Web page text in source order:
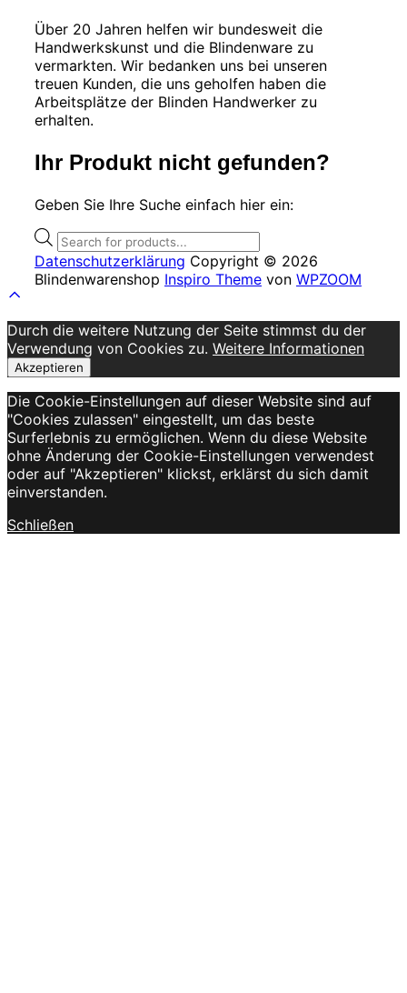
können
auf
der
Produktseite
gewählt
Über 20 Jahren helfen wir bundesweit die
Handwerkskunst und die Blindenware zu
vermarkten. Wir bedanken uns bei unseren
treuen Kunden, die uns geholfen haben die
Arbeitsplätze der Blinden Handwerker zu
erhalten.
Ihr Produkt nicht gefunden?
Geben Sie Ihre Suche einfach hier ein:
Products
search
Datenschutzerklärung Copyright © 2026
Blindenwarenshop Inspiro Theme von WPZOOM
top
Durch die weitere Nutzung der Seite stimmst du der
Verwendung von Cookies zu. Weitere Informationen
Akzeptieren
Die Cookie-Einstellungen auf dieser Website sind auf
"Cookies zulassen" eingestellt, um das beste
Surferlebnis zu ermöglichen. Wenn du diese Website
ohne Änderung der Cookie-Einstellungen verwendest
oder auf "Akzeptieren" klickst, erklärst du sich damit
einverstanden.
Schließen